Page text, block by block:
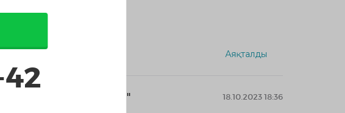
салты Аяқталды
"черепашка" 18.10.2023 18:36